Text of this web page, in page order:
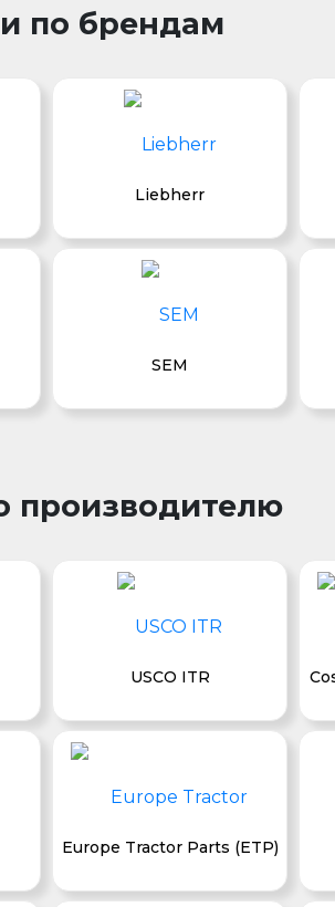
по брендам
Liebherr
SEM
производителю
USCO ITR
Europe Tractor Parts (ETP)